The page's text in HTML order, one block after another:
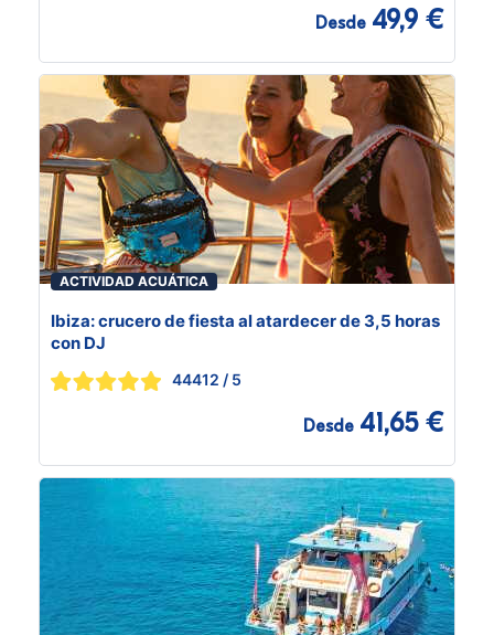
Desde 49,9 €
ACTIVIDAD ACUÁTICA
Ibiza: crucero de fiesta al atardecer de 3,5 horas
con DJ
44412 / 5
Desde 41,65 €